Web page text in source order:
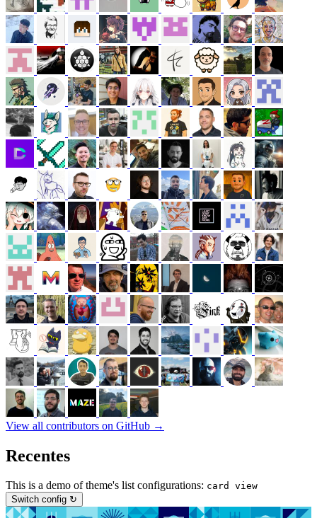
View all contributors on GitHub →
Recentes
This is a demo of theme's list configurations: card view
Switch config ↻